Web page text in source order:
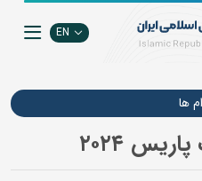
EN
ها
۲۰۲۴